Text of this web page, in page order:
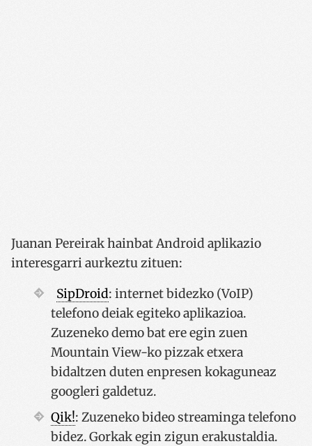
Juanan Pereirak hainbat Android aplikazio
interesgarri aurkeztu zituen:
SipDroid: internet bidezko (VoIP)
telefono deiak egiteko aplikazioa.
Zuzeneko demo bat ere egin zuen
Mountain View-ko pizzak etxera
bidaltzen duten enpresen kokaguneaz
googleri galdetuz.
Qik!: Zuzeneko bideo streaminga telefono
bidez. Gorkak egin zigun erakustaldia.